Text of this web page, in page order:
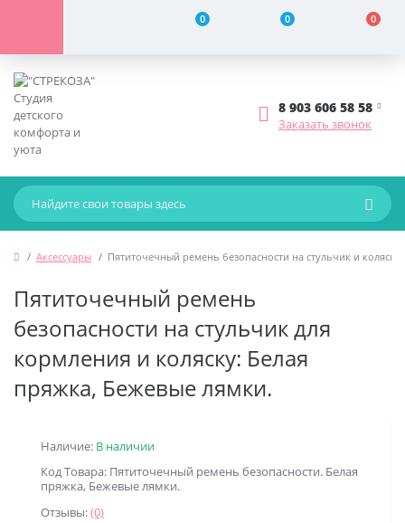
0 0 0
8 903 606 58 58
Заказать звонок
Аксессуары Пятиточечный ремень безопасности на стульчик и
Пятиточечный ремень
безопасности на стульчик для
кормления и коляску: Белая
пряжка, Бежевые лямки.
Наличие: В наличии
Код Товара: Пятиточечный ремень безопасности. Белая
пряжка, Бежевые лямки.
Отзывы:(0)